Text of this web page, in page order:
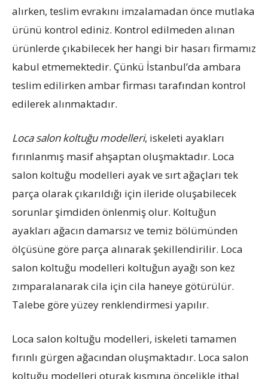
alırken, teslim evrakını imzalamadan önce mutlaka
ürünü kontrol ediniz. Kontrol edilmeden alınan
ürünlerde çıkabilecek her hangi bir hasarı firmamız
kabul etmemektedir. Çünkü İstanbul’da ambara
teslim edilirken ambar firması tarafından kontrol
edilerek alınmaktadır.
Loca salon koltuğu modelleri, iskeleti ayakları
fırınlanmış masif ahşaptan oluşmaktadır. Loca
salon koltuğu modelleri ayak ve sırt ağaçları tek
parça olarak çıkarıldığı için ileride oluşabilecek
sorunlar şimdiden önlenmiş olur. Koltuğun
ayakları ağacın damarsız ve temiz bölümünden
ölçüsüne göre parça alınarak şekillendirilir. Loca
salon koltuğu modelleri koltuğun ayağı son kez
zımparalanarak cila için cila haneye götürülür.
Talebe göre yüzey renklendirmesi yapılır.
Loca salon koltuğu modelleri, iskeleti tamamen
fırınlı gürgen ağacından oluşmaktadır. Loca salon
koltuğu modelleri oturak kısmına öncelikle ithal